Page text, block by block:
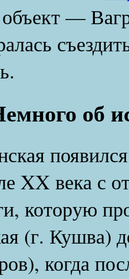
объект —
об
XX века с
которую
(г. Кушва)
когда